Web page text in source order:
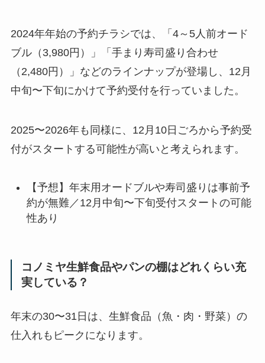
2024年年始の予約チラシでは、「4～5人前オード
ブル（3,980円）」「手まり寿司盛り合わせ
（2,480円）」などのラインナップが登場し、12月
中旬〜下旬にかけて予約受付を行っていました。
2025〜2026年も同様に、12月10日ごろから予約受
付がスタートする可能性が高いと考えられます。
【予想】年末用オードブルや寿司盛りは事前予
約が無難／12月中旬〜下旬受付スタートの可能
性あり
コノミヤ生鮮食品やパンの棚はどれくらい充
実している？
年末の30〜31日は、生鮮食品（魚・肉・野菜）の
仕入れもピークになります。